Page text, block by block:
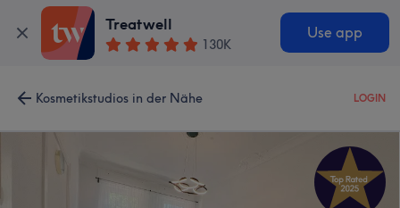
Treatwell
130K
Use app
Kosmetikstudios in der Nähe LOGIN